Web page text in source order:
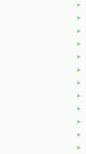
►
►
►
►
►
►
►
►
►
►
►
►